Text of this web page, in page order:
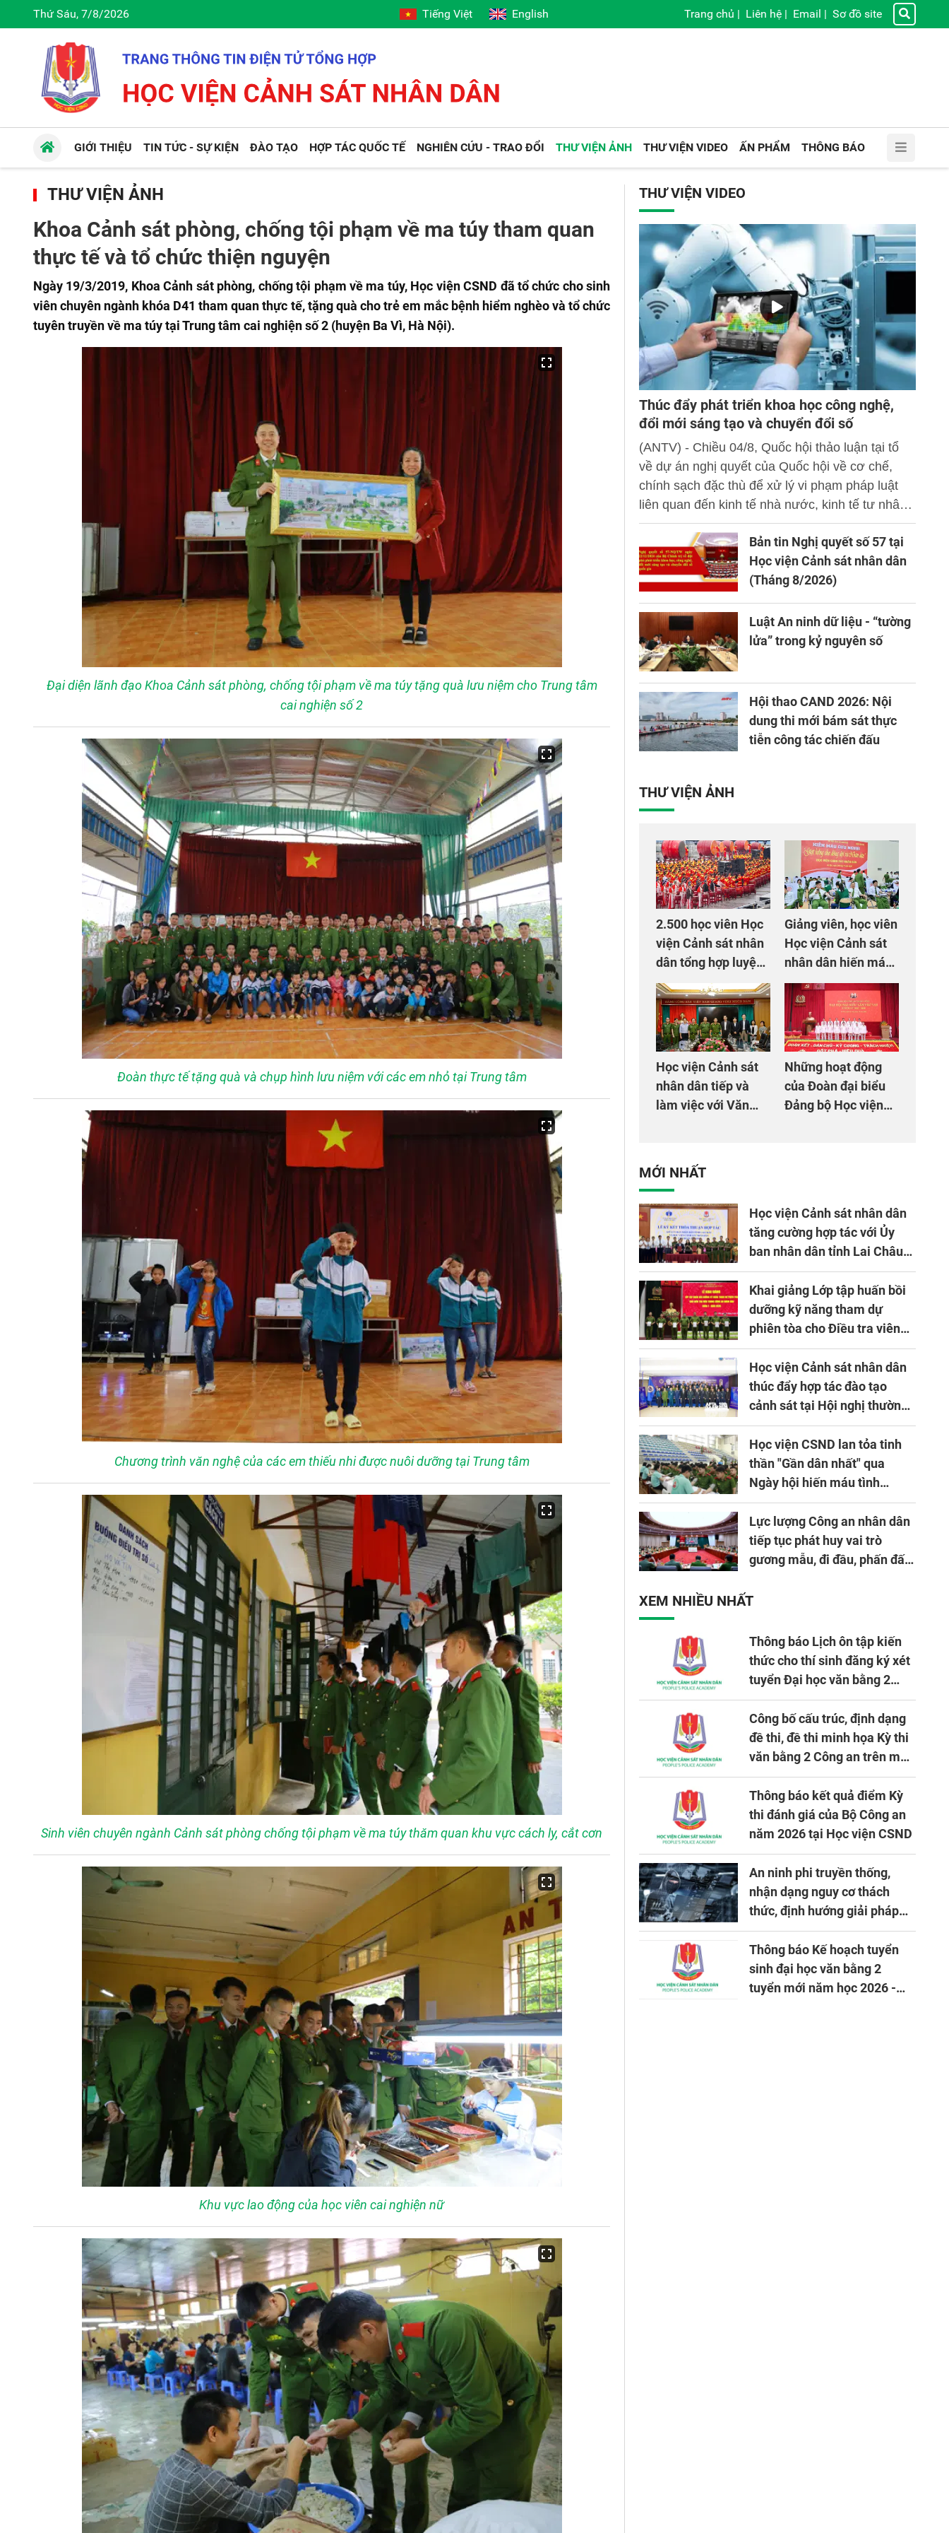
Thứ Sáu, 7/8/2026 Tiếng Việt English Trang chủ | Liên hệ | Email | Sơ đồ site
GIỚI THIỆU TIN TỨC - SỰ KIỆN ĐÀO TẠO HỢP TÁC QUỐC TẾ NGHIÊN CỨU - TRAO ĐỔI THƯ VIỆN ẢNH THƯ VIỆN VIDEO ẤN PHẨM THÔNG BÁO
THƯ VIỆN ẢNH
Khoa Cảnh sát phòng, chống tội phạm về ma túy tham quan
thực tế và tổ chức thiện nguyện
Ngày 19/3/2019, Khoa Cảnh sát phòng, chống tội phạm về ma túy, Học viện CSND đã tổ chức cho sinh
viên chuyên ngành khóa D41 tham quan thực tế, tặng quà cho trẻ em mắc bệnh hiểm nghèo và tổ chức
tuyên truyền về ma túy tại Trung tâm cai nghiện số 2 (huyện Ba Vì, Hà Nội).
Đại diện lãnh đạo Khoa Cảnh sát phòng, chống tội phạm về ma túy tặng quà lưu niệm cho Trung tâm
cai nghiện số 2
Đoàn thực tế tặng quà và chụp hình lưu niệm với các em nhỏ tại Trung tâm
Chương trình văn nghệ của các em thiếu nhi được nuôi dưỡng tại Trung tâm
Sinh viên chuyên ngành Cảnh sát phòng chống tội phạm về ma túy thăm quan khu vực cách ly, cắt cơn
Khu vực lao động của học viên cai nghiện nữ
THƯ VIỆN VIDEO
Thúc đẩy phát triển khoa học công nghệ,
đổi mới sáng tạo và chuyển đổi số
(ANTV) - Chiều 04/8, Quốc hội thảo luận tại tổ
về dự án nghị quyết của Quốc hội về cơ chế,
chính sạch đặc thù để xử lý vi phạm pháp luật
liên quan đến kinh tế nhà nước, kinh tế tư nhân
và ứng dụng khoa học công nghệ, đổi mới sáng
tạo và chuyển đổi số.Bản tin Nghị quyết số 57 tại
Học viện Cảnh sát nhân dân
(Tháng 8/2026)
Luật An ninh dữ liệu - “tường
lửa” trong kỷ nguyên số
Hội thao CAND 2026: Nội
dung thi mới bám sát thực
tiễn công tác chiến đấu
THƯ VIỆN ẢNH
2.500 học viên Học
viện Cảnh sát nhân
dân tổng hợp luyện
màn Trống hội chào
mừng Đại hội Đảng
Giảng viên, học viên
Học viện Cảnh sát
nhân dân hiến máu
giúp dân và đồng
đội
Học viện Cảnh sát
nhân dân tiếp và
làm việc với Văn
Bản tại Việt Nam
Những hoạt động
của Đoàn đại biểu
Đảng bộ Học viện
- 2030
MỚI NHẤT
Học viện Cảnh sát nhân dân
tăng cường hợp tác với Ủy
ban nhân dân tỉnh Lai Châu
về ứng dụng khoa học công
nghệ trong lĩnh vực đấu tranh
phòng, chống tội phạm
Khai giảng Lớp tập huấn bồi
dưỡng kỹ năng tham dự
phiên tòa cho Điều tra viên
khóa 1 năm 2026
Học viện Cảnh sát nhân dân
thúc đẩy hợp tác đào tạo
cảnh sát tại Hội nghị thường
niên lần thứ 10 của Hiệp hội
APTA
Học viện CSND lan tỏa tinh
thần "Gần dân nhất" qua
Ngày hội hiến máu tình
nguyện
Lực lượng Công an nhân dân
tiếp tục phát huy vai trò
gương mẫu, đi đầu, phấn đấu
nhiệm vụ được giao
XEM NHIỀU NHẤT
Thông báo Lịch ôn tập kiến
thức cho thí sinh đăng ký xét
tuyển Đại học văn bằng 2
tuyển mới, mở tại Học viện
CSND năm học 2026 - 2027
Công bố cấu trúc, định dạng
đề thi, đề thi minh họa Kỳ thi
văn bằng 2 Công an trên máy
tính
Thông báo kết quả điểm Kỳ
thi đánh giá của Bộ Công an
năm 2026 tại Học viện CSND
An ninh phi truyền thống,
nhận dạng nguy cơ thách
thức, định hướng giải pháp
đảm bảo an ninh quốc gia
trong tình hình hiện nay
Thông báo Kế hoạch tuyển
sinh đại học văn bằng 2
tuyển mới năm học 2026 -